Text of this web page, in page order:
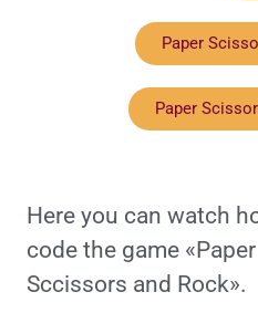
Paper
Paper
Here you can watch
code the game «Paper
Sccissors and Rock».